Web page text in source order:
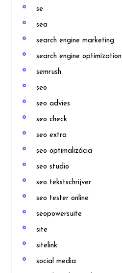
se
sea
search engine marketing
search engine optimization
semrush
seo
seo advies
seo check
seo extra
seo optimalizácia
seo studio
seo tekstschrijver
seo tester online
seopowersuite
site
sitelink
social media